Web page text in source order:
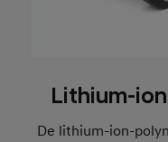
Lithium-
De lithium-ion-